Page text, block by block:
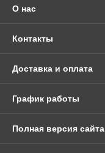
О нас
Контакты
Доставка и оплата
График работы
Полная версия сайта